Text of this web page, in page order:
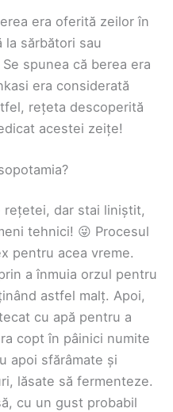
era oferită zeilor în
la sărbători sau
spunea că berea era
era considerată
rețeta descoperită
acestei zeițe!
rețetei, dar stai liniștit,
tehnici! 😜 Procesul
pentru acea vreme.
a înmuia orzul pentru
astfel malț. Apoi,
cu apă pentru a
copt în pâinici numite
apoi sfărâmate și
lăsate să fermenteze.
cu un gust probabil